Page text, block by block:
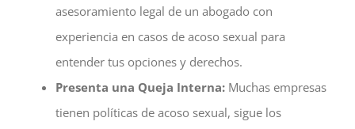
asesoramiento legal de un abogado con
experiencia en casos de acoso sexual para
entender tus opciones y derechos.
Presenta una Queja Interna:Muchas empresas
tienen políticas de acoso sexual, sigue los